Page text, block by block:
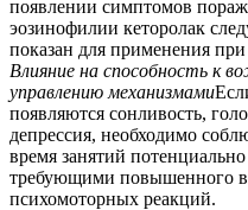
появлении симптомов
эозинофилии кеторолак
показан для применения
Влияние на способность к
управлению механизмами
появляются сонливость,
депрессия, необходимо
время занятий
требующими повышенного
психомоторных реакций.